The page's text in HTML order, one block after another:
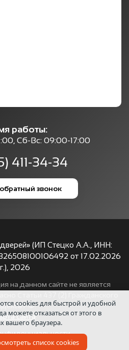
работы:
Сб-Вс: 09:00-17:00
411-34-34
обратный звонок
(ИП Стецко А.А., ИНН:
от 17.02.2026
г.), 2026
данном сайте не является
РФ.
сайта
cookies для быстрой и удобной
можете отказаться от этого в
вашего браузера.
список cookies